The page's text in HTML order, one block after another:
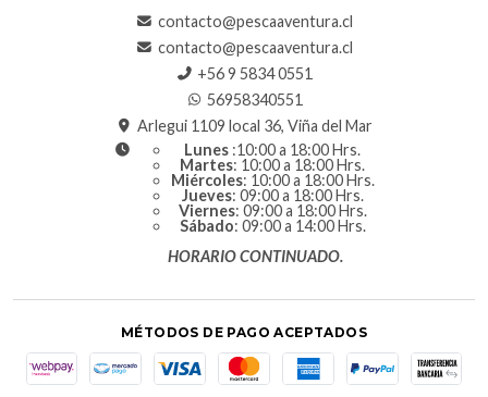
contacto@pescaaventura.cl
contacto@pescaaventura.cl
+56 9 5834 0551
56958340551
Arlegui 1109 local 36, Viña del Mar
Lunes :10:00 a 18:00 Hrs.
Martes: 10:00 a 18:00 Hrs.
Miércoles: 10:00 a 18:00 Hrs.
Jueves: 09:00 a 18:00 Hrs.
Viernes: 09:00 a 18:00 Hrs.
Sábado: 09:00 a 14:00 Hrs.
HORARIO CONTINUADO.
MÉTODOS DE PAGO ACEPTADOS